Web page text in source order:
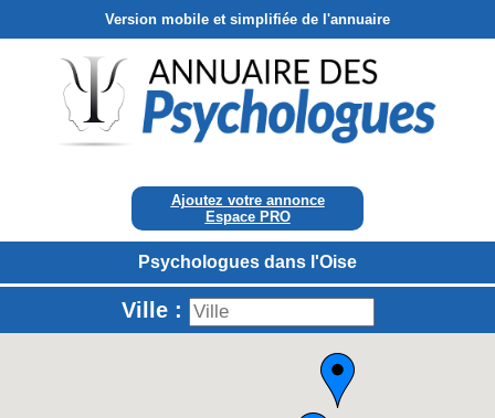
Version mobile et simplifiée de l'annuaire
Ajoutez votre annonce
Espace PRO
Psychologues dans l'Oise
Ville :